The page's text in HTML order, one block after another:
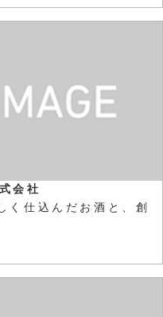
会社
く仕込んだお酒と、創